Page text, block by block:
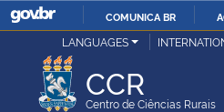
IR
COMUNICA BR
Ministério da Justiça e Segurança Pública
LANGUAGES
CCR
Centro de Ciências Rurais